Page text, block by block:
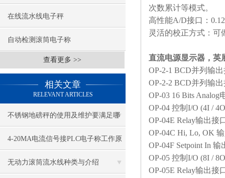
在线流水线电子秤
自动检测滚筒电子称
查看更多 >>
相关文章
RELEVANT ARTICLES
不锈钢地磅秤的使用及维护要满足哪
些要求
4-20MA电流信号接PLC电子称工作原
理
无动力滚筒流水线种类与介绍
次数累计等模式。
高性能A/D接口：
灵活的校正方式：可
直流电源显示器，英
OP-2-1 BCD并列输
OP-2-2 BCD并列输
OP-03 16 Bits Analog
OP-04 控制 I/O (4I /
OP-04E Relay输出接
OP-04C Hi, Lo, OK
OP-04F Setpoint In 输
OP-05 控制 I/O (8I /
OP-05E Relay输出接